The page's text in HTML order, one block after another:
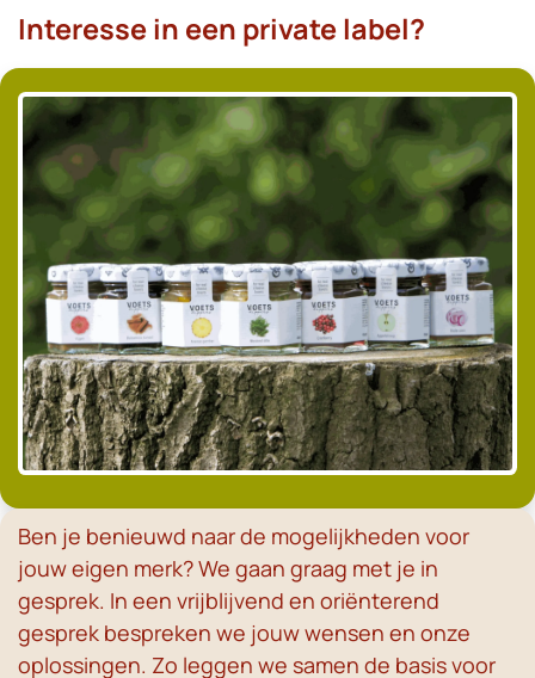
Interesse in een private label?
Ben je benieuwd naar de mogelijkheden voor
jouw eigen merk? We gaan graag met je in
gesprek. In een vrijblijvend en oriënterend
gesprek bespreken we jouw wensen en onze
oplossingen. Zo leggen we samen de basis voor